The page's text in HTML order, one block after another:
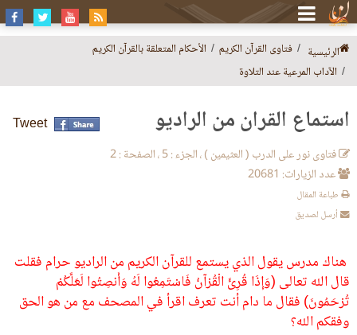
الرئيسية فتاوى القرآن الكريم
الأحكام المتعلقة بالقرآن الكريم
الآداب المرعية عند التلاوة
استماع القرآن من الراديو Tweet
فتاوى نور على الدرب ( العثيمين ) ، الجزء : 5 ، الصفحة : 2
عدد الزيارات: 20681
طباعة المقال
أرسل لصديق
هناك مدرس يقول الذي يستمع للقرآن الكريم من الراديو حرام فقلت
قال الله تعالى (وَإِذَا قُرِئَ الْقُرْآنُ فَاسْتَمِعُوا لَهُ وَأَنصِتُوا لَعَلَّكُمْ
تُرْحَمُونَ) فقال ما دام أنت تعرف اقرأ في المصحف مع من هو الحق
وفقكم الله؟